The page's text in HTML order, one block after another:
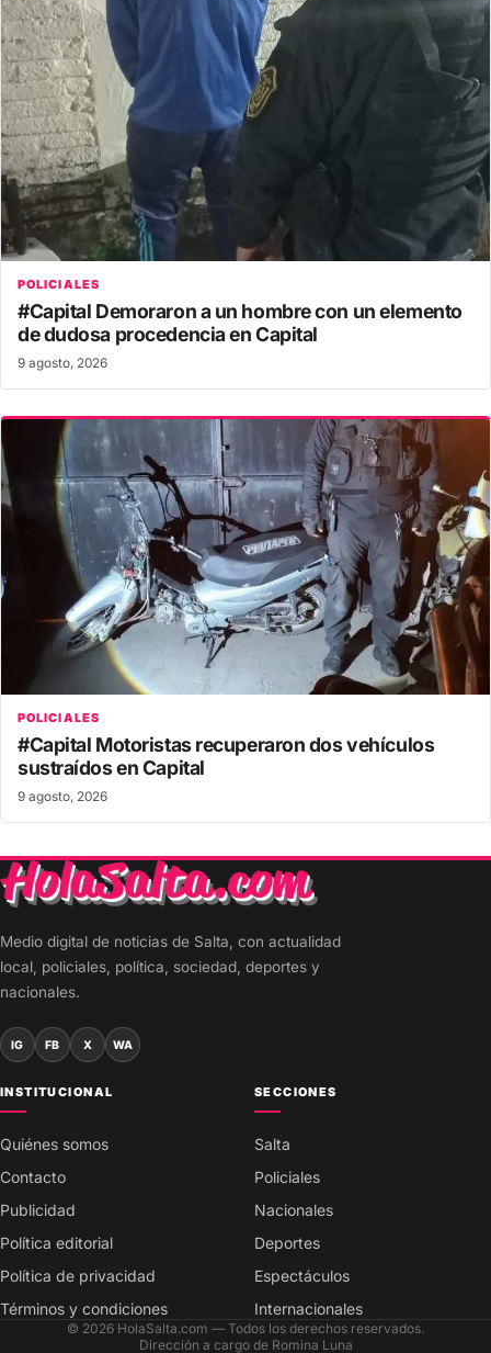
POLICIALES
#Capital Demoraron a un hombre con un elemento
de dudosa procedencia en Capital
9 agosto, 2026
POLICIALES
#Capital Motoristas recuperaron dos vehículos
sustraídos en Capital
9 agosto, 2026
Medio digital de noticias de Salta, con actualidad
local, policiales, política, sociedad, deportes y
nacionales.
IG FB X WA
INSTITUCIONAL
Quiénes somos
Contacto
Publicidad
Política editorial
Política de privacidad
Términos y condiciones
SECCIONES
Salta
Policiales
Nacionales
Deportes
Espectáculos
Internacionales
© 2026 HolaSalta.com — Todos los derechos reservados.
Dirección a cargo de Romina Luna